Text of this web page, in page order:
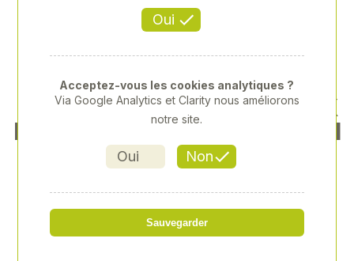
ÉDITION LIMITÉE À 2000 EX
EMPLAIRES POUR LES PASSI
ONNÉS CLAAS
95,70 € TTC
Oui
Oui Non
Acceptez-vous les cookies analytiques ?
Via Google Analytics et Clarity nous améliorons
notre site.
Sauvegarder